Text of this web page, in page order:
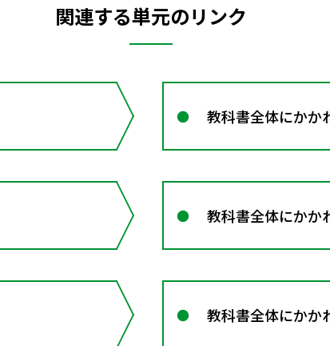
関連する単元のリンク
教科書全体にかか
教科書全体にかか
教科書全体にかか